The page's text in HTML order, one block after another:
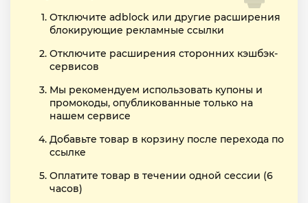
Отключите adblock или другие расширения
блокирующие рекламные ссылки
Отключите расширения сторонних кэшбэк-
сервисов
Мы рекомендуем использовать купоны и
промокоды, опубликованные только на
нашем сервисе
Добавьте товар в корзину после перехода по
ссылке
Оплатите товар в течении одной сессии (6
часов)